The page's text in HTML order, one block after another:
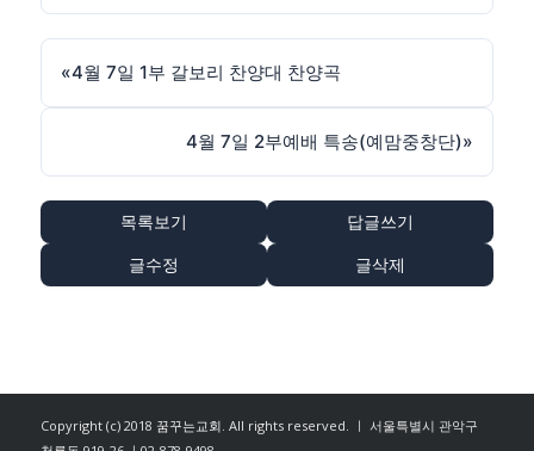
«4월 7일 1부 갈보리 찬양대 찬양곡
4월 7일 2부예배 특송(예맘중창단)»
목록보기 답글쓰기
글수정 글삭제
Copyright (c) 2018 꿈꾸는교회. All rights reserved. ㅣ 서울특별시 관악구